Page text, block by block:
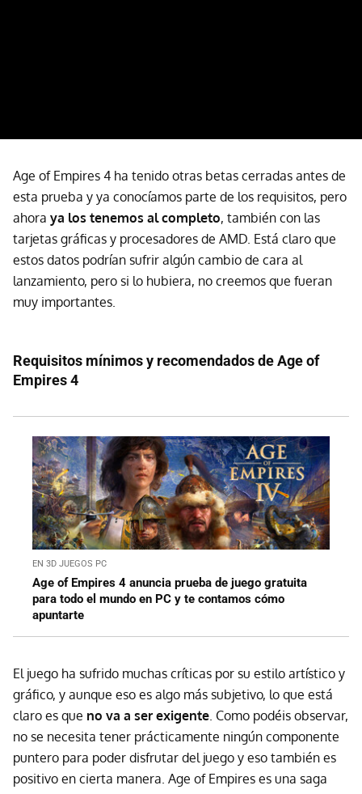
Age of Empires 4 ha tenido otras betas cerradas antes de
esta prueba y ya conocíamos parte de los requisitos, pero
ahora ya los tenemos al completo, también con las
tarjetas gráficas y procesadores de AMD. Está claro que
estos datos podrían sufrir algún cambio de cara al
lanzamiento, pero si lo hubiera, no creemos que fueran
muy importantes.
Requisitos mínimos y recomendados de Age of
Empires 4
EN 3D JUEGOS PC
Age of Empires 4 anuncia prueba de juego gratuita
para todo el mundo en PC y te contamos cómo
apuntarte
El juego ha sufrido muchas críticas por su estilo artístico y
gráfico, y aunque eso es algo más subjetivo, lo que está
claro es que no va a ser exigente . Como podéis observar,
no se necesita tener prácticamente ningún componente
puntero para poder disfrutar del juego y eso también es
positivo en cierta manera. Age of Empires es una saga